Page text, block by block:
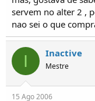
servem no alter 2 ,
nao sei o que
I Inactive
Mestre
15 Ago 2006